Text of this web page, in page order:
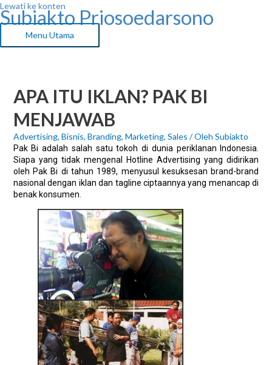
Lewati ke konten
Subiakto Priosoedarsono
Menu Utama
APA ITU IKLAN? PAK BI
MENJAWAB
Advertising, Bisnis, Branding, Marketing, Sales / Oleh Subiakto
Pak Bi adalah salah satu tokoh di dunia periklanan Indonesia.
Siapa yang tidak mengenal Hotline Advertising yang didirikan
oleh Pak Bi di tahun 1989, menyusul kesuksesan brand-brand
nasional dengan iklan dan tagline ciptaannya yang menancap di
benak konsumen.